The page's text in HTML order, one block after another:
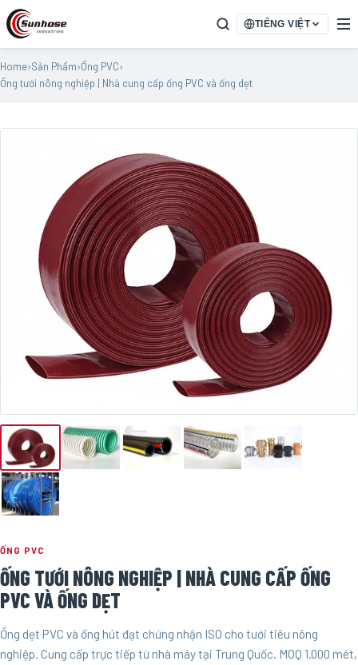
TIẾNG VIỆT
Home›Sản Phẩm›Ống PVC›
Ống tưới nông nghiệp | Nhà cung cấp ống PVC và ống dẹt
ỐNG PVC
ỐNG TƯỚI NÔNG NGHIỆP | NHÀ CUNG CẤP ỐNG
PVC VÀ ỐNG DẸT
Ống dẹt PVC và ống hút đạt chứng nhận ISO cho tưới tiêu nông
nghiệp. Cung cấp trực tiếp từ nhà máy tại Trung Quốc. MOQ 1.000 mét,